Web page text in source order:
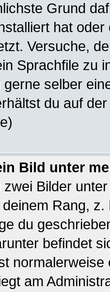
Grund
hat
Versuche,
Sprachfile zu
selber
du auf
Bild unter
Bilder
Rang,
du
befindet
am